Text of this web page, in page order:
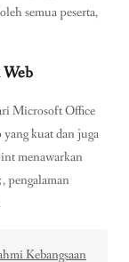
semua peserta,
Web
Microsoft Office
kuat dan juga
menawarkan
pengalaman
Kebangsaan